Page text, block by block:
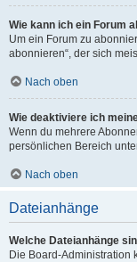
Wie kann ich ein Forum
Um ein Forum zu
abonnieren“, der sich
Nach oben
Wie deaktiviere ich
Wenn du mehrere
persönlichen Bereich
Nach oben
Dateianhänge
Welche Dateianhänge
Die Board-Administration